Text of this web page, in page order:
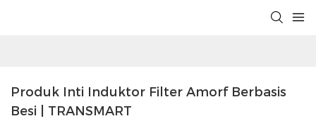
Produk Inti Induktor Filter Amorf Berbasis
Besi | TRANSMART